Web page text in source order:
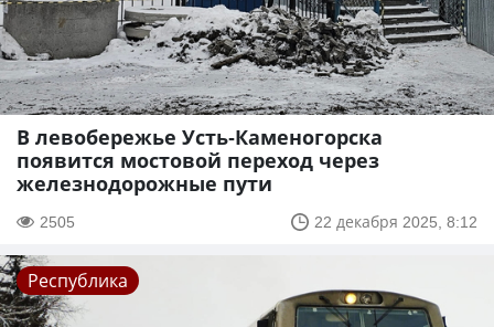
В левобережье Усть-Каменогорска
появится мостовой переход через
железнодорожные пути
2505 22 декабря 2025, 8:12
Республика